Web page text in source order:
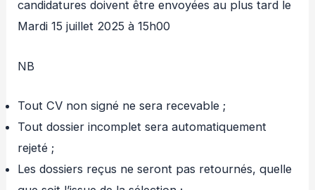
candidatures doivent être envoyées au plus tard le
Mardi 15 juillet 2025 à 15h00
NB
Tout CV non signé ne sera recevable ;
Tout dossier incomplet sera automatiquement
rejeté ;
Les dossiers reçus ne seront pas retournés, quelle